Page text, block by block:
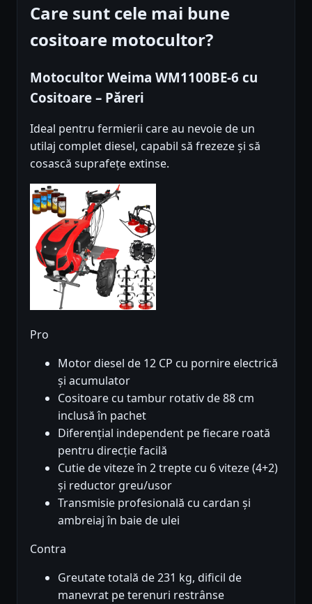
Care sunt cele mai bune
cositoare motocultor?
Motocultor Weima WM1100BE-6 cu
Cositoare – Păreri
Ideal pentru fermierii care au nevoie de un
utilaj complet diesel, capabil să frezeze și să
cosască suprafețe extinse.
Pro
Motor diesel de 12 CP cu pornire electrică
și acumulator
Cositoare cu tambur rotativ de 88 cm
inclusă în pachet
Diferențial independent pe fiecare roată
pentru direcție facilă
Cutie de viteze în 2 trepte cu 6 viteze (4+2)
și reductor greu/usor
Transmisie profesională cu cardan și
ambreiaj în baie de ulei
Contra
Greutate totală de 231 kg, dificil de
manevrat pe terenuri restrânse